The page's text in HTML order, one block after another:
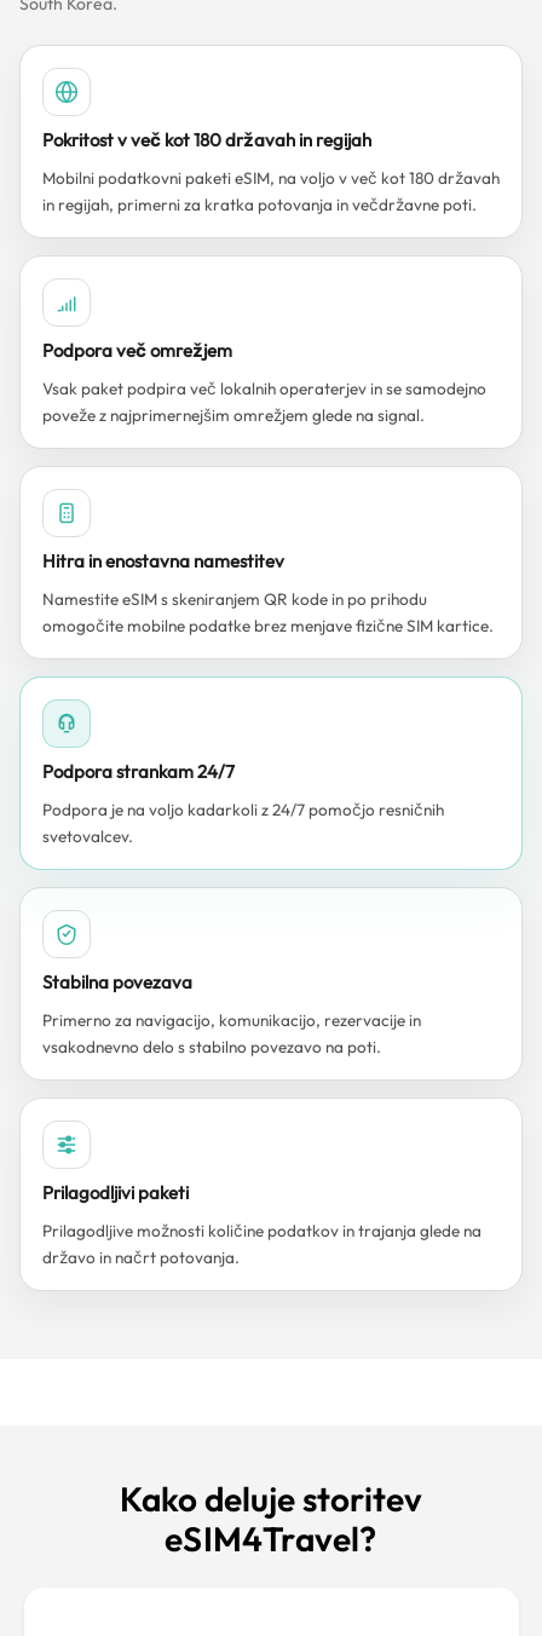
Pokritost v več kot 180 državah in regijah
Mobilni podatkovni paketi eSIM, na voljo v več kot 180 državah
in regijah, primerni za kratka potovanja in večdržavne poti.
Podpora več omrežjem
Vsak paket podpira več lokalnih operaterjev in se samodejno
poveže z najprimernejšim omrežjem glede na signal.
Hitra in enostavna namestitev
Namestite eSIM s skeniranjem QR kode in po prihodu
omogočite mobilne podatke brez menjave fizične SIM kartice.
Podpora strankam 24/7
Podpora je na voljo kadarkoli z 24/7 pomočjo resničnih
svetovalcev.
Stabilna povezava
Primerno za navigacijo, komunikacijo, rezervacije in
vsakodnevno delo s stabilno povezavo na poti.
Prilagodljivi paketi
Prilagodljive možnosti količine podatkov in trajanja glede na
državo in načrt potovanja.
Kako deluje storitev
eSIM4Travel?